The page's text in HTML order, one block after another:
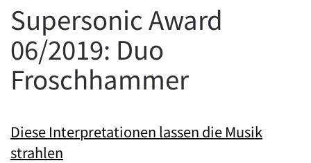
Supersonic Award
06/2019: Duo
Froschhammer
Diese Interpretationen lassen die Musik
strahlen